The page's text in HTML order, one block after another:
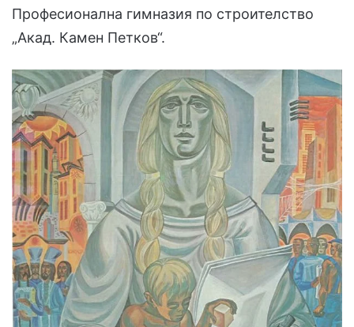
Професионална гимназия по строителство
„Акад. Камен Петков“.